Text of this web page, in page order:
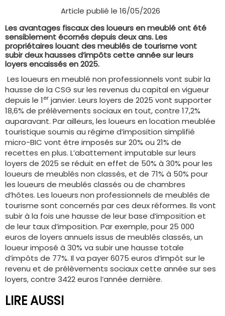
Article publié le 16/05/2026
Les avantages fiscaux des loueurs en meublé ont été
sensiblement écornés depuis deux ans. Les
propriétaires louant des meublés de tourisme vont
subir deux hausses d’impôts cette année sur leurs
loyers encaissés en 2025.
Les loueurs en meublé non professionnels vont subir la
hausse de la CSG sur les revenus du capital en vigueur
depuis le 1er janvier. Leurs loyers de 2025 vont supporter
18,6% de prélèvements sociaux en tout, contre 17,2%
auparavant. Par ailleurs, les loueurs en location meublée
touristique soumis au régime d’imposition simplifié
micro-BIC vont être imposés sur 20% ou 21% de
recettes en plus. L’abattement imputable sur leurs
loyers de 2025 se réduit en effet de 50% à 30% pour les
loueurs de meublés non classés, et de 71% à 50% pour
les loueurs de meublés classés ou de chambres
d’hôtes. Les loueurs non professionnels de meublés de
tourisme sont concernés par ces deux réformes. Ils vont
subir à la fois une hausse de leur base d’imposition et
de leur taux d’imposition. Par exemple, pour 25 000
euros de loyers annuels issus de meublés classés, un
loueur imposé à 30% va subir une hausse totale
d’impôts de 77%. Il va payer 6075 euros d’impôt sur le
revenu et de prélèvements sociaux cette année sur ses
loyers, contre 3422 euros l’année dernière.
LIRE AUSSI